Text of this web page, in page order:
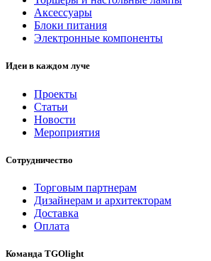
Аксессуары
Блоки питания
Электронные компоненты
Идеи в каждом луче
Проекты
Статьи
Новости
Мероприятия
Сотрудничество
Торговым партнерам
Дизайнерам и архитекторам
Доставка
Оплата
Команда TGOlight